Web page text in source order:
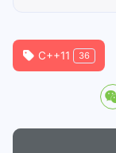
C++11 36